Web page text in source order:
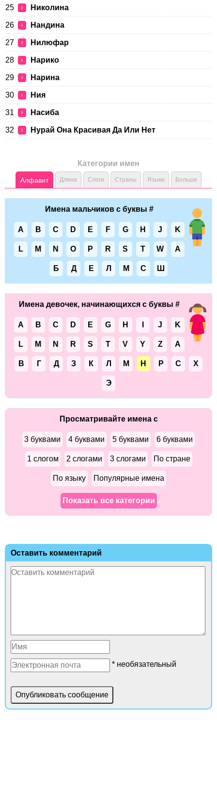
25 ♀ Николина
26 ♀ Нандина
27 ♀ Нилюфар
28 ♀ Нарико
29 ♀ Нарина
30 ♀ Ния
31 ♀ Насиба
32 ♀ Нурай Она Красивая Да Или Нет
Категории имен
Алфавит Длина Слоги Страны Языки Больше
Имена мальчиков с буквы #
A B C D E F G H J K
L M N O P R S T W А
Б Д Е Л М С Ш
Имена девочек, начинающихся с буквы #
A B C D E G H J K
L M N R S T V Y Z А
В Г Д З К Л М Н Р С Х
Э
Просматривайте имена с
3 буквами 4 буквами 5 буквами 6 буквами
1 слогом 2 слогами 3 слогами По стране
По языку Популярные имена
Показать все категории
Оставить комментарий
* необязательный